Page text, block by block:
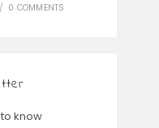
/ 0 COMMENTS
know